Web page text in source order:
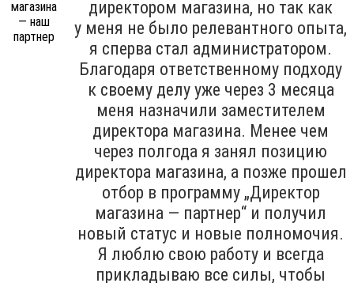
директором магазина, но так как
у меня не было релевантного опыта,
я сперва стал администратором.
Благодаря ответственному подходу
к своему делу уже через 3 месяца
меня назначили заместителем
директора магазина. Менее чем
через полгода я занял позицию
директора магазина, а позже прошел
отбор в программу „Директор
магазина — партнер“ и получил
новый статус и новые полномочия.
Я люблю свою работу и всегда
прикладываю все силы, чтобы